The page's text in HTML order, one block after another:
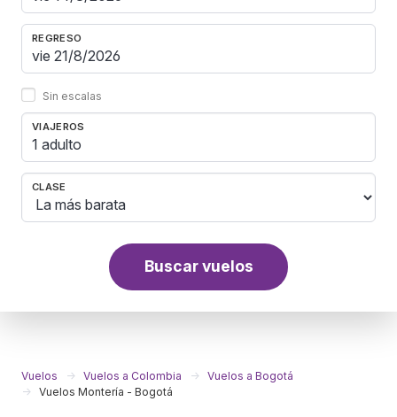
REGRESO
Sin escalas
VIAJEROS
1 adulto
CLASE
Buscar vuelos
Vuelos Vuelos a Colombia
Vuelos a Bogotá
Vuelos Montería - Bogotá